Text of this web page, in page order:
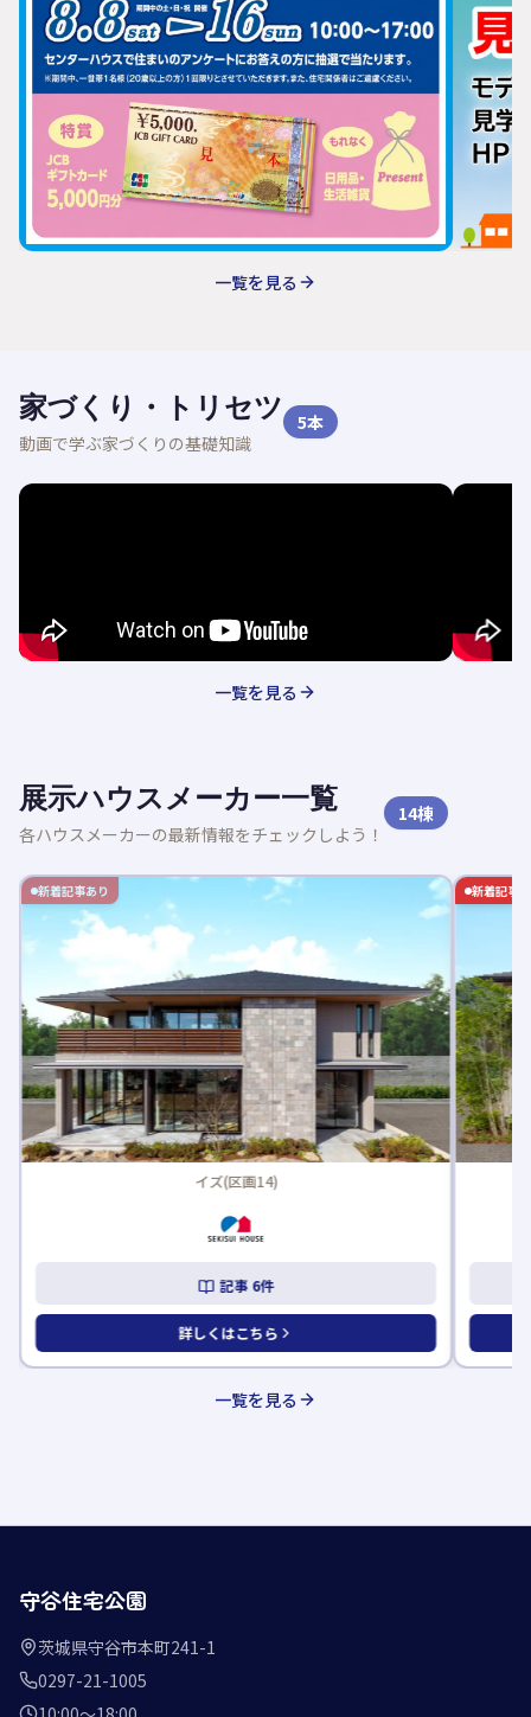
一覧を見る
家づくり・トリセツ
動画で学ぶ家づくりの基礎知識
5本
一覧を見る
展示ハウスメーカー一覧
各ハウスメーカーの最新情報をチェックしよう！
14棟
新着記事あり
イズ(区画14)
記事 6件
詳しくはこちら
新着記事
一覧を見る
守谷住宅公園
茨城県守谷市本町241-1
0297-21-1005